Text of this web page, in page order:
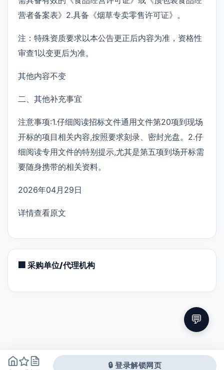
营者备案表》2.具备《烟草专卖零售许可证》。
注：特殊资质要求以本公告更正后内容为准，资格性
审查1以变更后为准。
其他内容不变
二、其他补充事宜
注意事项:1.仔细阅读招标文件通用文件第20项到现场
开标的项目相关内容,按照要求刻录、密封光盘。2.仔
细阅读专用文件的特别提示,尤其是第五项到场开标需
要随身携带的相关资料。
2026年04月29日
详情查看原文
🏢 采购单位/代理机构
🔒 登录解锁网页
💬